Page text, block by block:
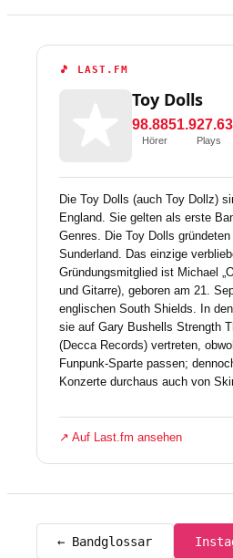
🎵 LAST.FM
Toy Dolls
98.885
Hörer Plays
Die Toy Dolls (auch Toy Dollz)
England. Sie gelten als erste
Genres. Die Toy Dolls
Sunderland. Das einzige
Gründungsmitglied ist Michael
und Gitarre), geboren am 21.
englischen South Shields. In
sie auf Gary Bushells Strength
(Decca Records) vertreten,
Funpunk-Sparte passen;
Konzerte durchaus auch von
↗ Auf Last.fm ansehen
← Bandglossar